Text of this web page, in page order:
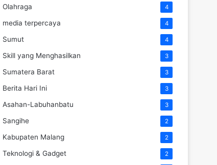
Olahraga 4
media terpercaya 4
Sumut 4
Skill yang Menghasilkan 3
Sumatera Barat 3
Berita Hari Ini 3
Asahan-Labuhanbatu 3
Sangihe 2
Kabupaten Malang 2
Teknologi & Gadget 2